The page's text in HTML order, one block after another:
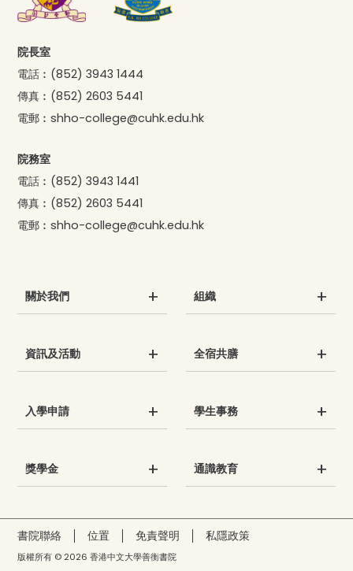
院長室
電話︰ (852) 3943 1444
傳真︰ (852) 2603 5441
電郵︰shho-college@cuhk.edu.hk
院務室
電話︰ (852) 3943 1441
傳真︰ (852) 2603 5441
電郵︰shho-college@cuhk.edu.hk
關於我們 組織
資訊及活動 全宿共膳
入學申請 學生事務
獎學金 通識教育
書院聯絡 位置 免責聲明 私隱政策
版權所有 © 2026 香港中文大學善衡書院